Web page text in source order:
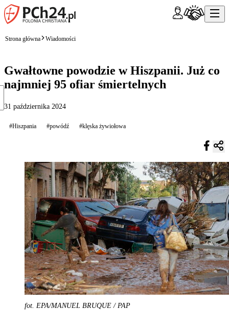
Strona główna Wiadomości
Gwałtowne powodzie w Hiszpanii. Już co
najmniej 95 ofiar śmiertelnych
31 października 2024
#Hiszpania #powódź #klęska żywiołowa
fot. EPA/MANUEL BRUQUE / PAP